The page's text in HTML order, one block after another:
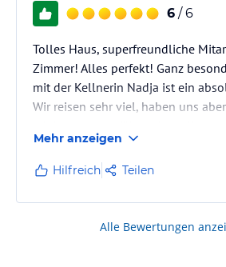
6 / 6
Tolles Haus, superfreundliche
Zimmer! Alles perfekt! Ganz
mit der Kellnerin Nadja ist ein
Wir reisen sehr viel, haben uns
zum zweiten Mal hier und es
Urlaube folgen!
Mehr anzeigen
Hilfreich Teilen
Alle Bewertungen